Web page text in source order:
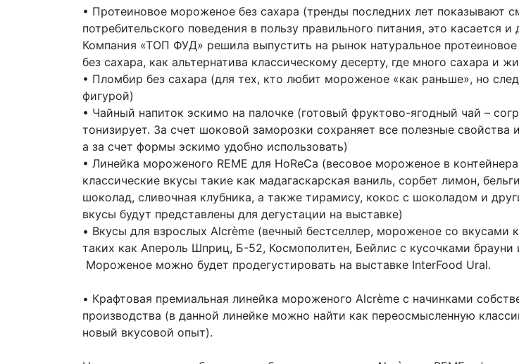
• Протеиновое мороженое без сахара (тренды последних лет показывают
потребительского поведения в пользу правильного питания, это касается и
Компания «ТОП ФУД» решила выпустить на рынок натуральное
без сахара, как альтернатива классическому десерту, где много сахара и
• Пломбир без сахара (для тех, кто любит мороженое «как раньше», но
фигурой)
• Чайный напиток эскимо на палочке (готовый фруктово-ягодный чай –
тонизирует. За счет шоковой заморозки сохраняет все полезные свойства
а за счет формы эскимо удобно использовать)
• Линейка мороженого REME для HoReCa (весовое мороженое в
классические вкусы такие как мадагаскарская ваниль, сорбет лимон,
шоколад, сливочная клубника, а также тирамису, кокос с шоколадом и
вкусы будут представлены для дегустации на выставке)
• Вкусы для взрослых Alcrème (вечный бестселлер, мороженое со вкусами
таких как Апероль Шприц, Б-52, Космополитен, Бейлис с кусочками брауни
Мороженое можно будет продегустировать на выставке InterFood Ural.
• Крафтовая премиальная линейка мороженого Alcrème с начинками
производства (в данной линейке можно найти как переосмысленную
новый вкусовой опыт).